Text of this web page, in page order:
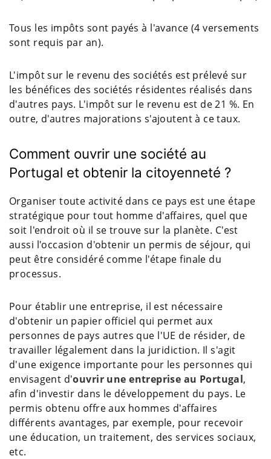
Tous les impôts sont payés à l'avance (4 versements
sont requis par an).
L'impôt sur le revenu des sociétés est prélevé sur
les bénéfices des sociétés résidentes réalisés dans
d'autres pays. L'impôt sur le revenu est de 21 %. En
outre, d'autres majorations s'ajoutent à ce taux.
Comment ouvrir une société au
Portugal et obtenir la citoyenneté ?
Organiser toute activité dans ce pays est une étape
stratégique pour tout homme d'affaires, quel que
soit l'endroit où il se trouve sur la planète. C'est
aussi l'occasion d'obtenir un permis de séjour, qui
peut être considéré comme l'étape finale du
processus.
Pour établir une entreprise, il est nécessaire
d'obtenir un papier officiel qui permet aux
personnes de pays autres que l'UE de résider, de
travailler légalement dans la juridiction. Il s'agit
d'une exigence importante pour les personnes qui
envisagent d'ouvrir une entreprise au Portugal,
afin d'investir dans le développement du pays. Le
permis obtenu offre aux hommes d'affaires
différents avantages, par exemple, pour recevoir
une éducation, un traitement, des services sociaux,
etc.